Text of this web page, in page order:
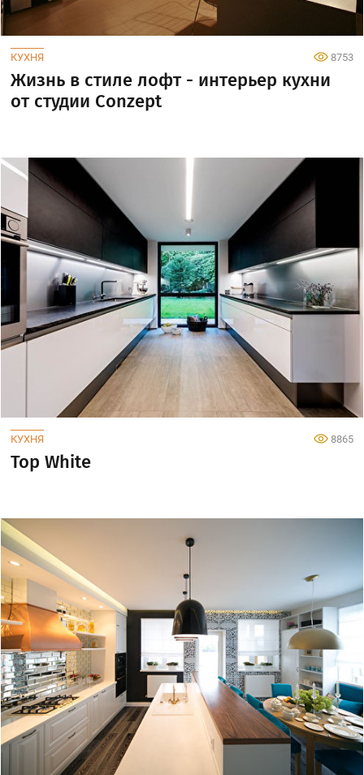
КУХНЯ 8753
Жизнь в стиле лофт - интерьер кухни
от студии Conzept
КУХНЯ 8865
Top White